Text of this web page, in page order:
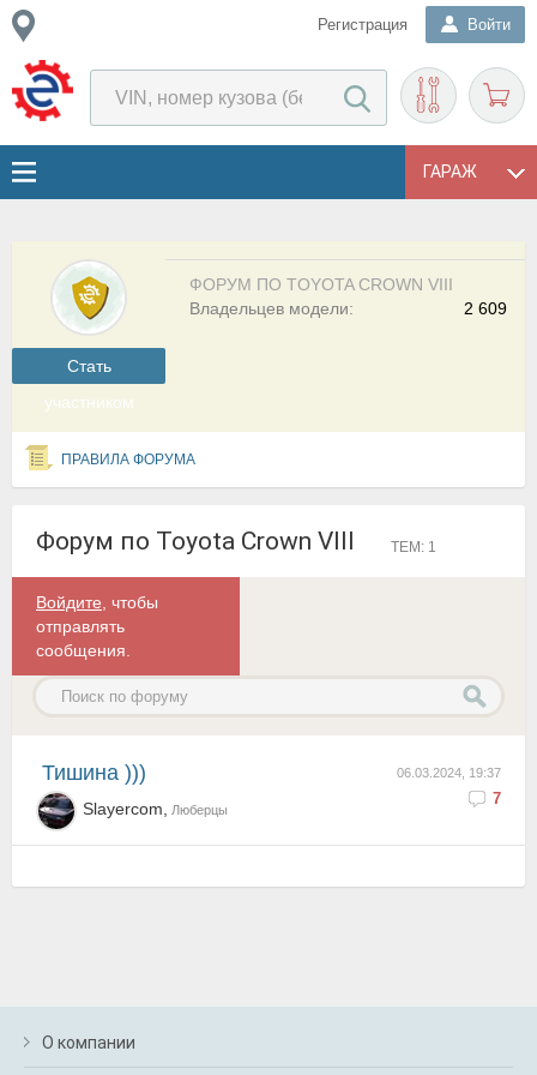
Регистрация Войти
ГАРАЖ
Cтать
участником
ФОРУМ ПО TOYOTA CROWN VIII
2 609
Владельцев модели:
ПРАВИЛА ФОРУМА
Форум по Toyota Crown VIII ТЕМ: 1
Войдите , чтобы
отправлять
сообщения.
06.03.2024, 19:37
7
Тишина )))
Slayercom, Люберцы
О компании